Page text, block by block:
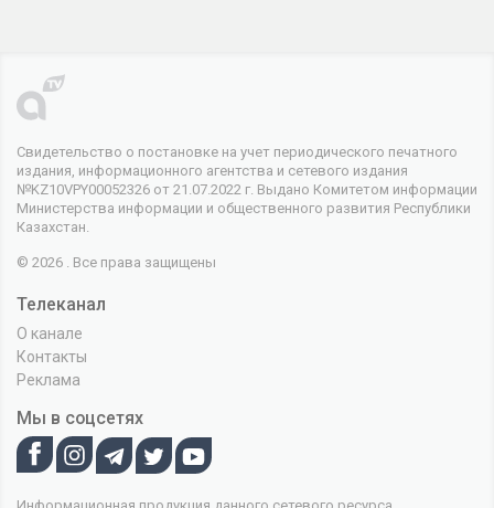
Свидетельство о постановке на учет периодического печатного
издания, информационного агентства и сетевого издания
№KZ10VPY00052326 от 21.07.2022 г. Выдано Комитетом информации
Министерства информации и общественного развития Республики
Казахстан.
© 2026 . Все права защищены
Телеканал
О канале
Контакты
Реклама
Мы в соцсетях